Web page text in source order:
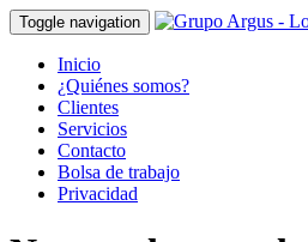
Toggle navigation
Inicio
¿Quiénes somos?
Clientes
Servicios
Contacto
Bolsa de trabajo
Privacidad